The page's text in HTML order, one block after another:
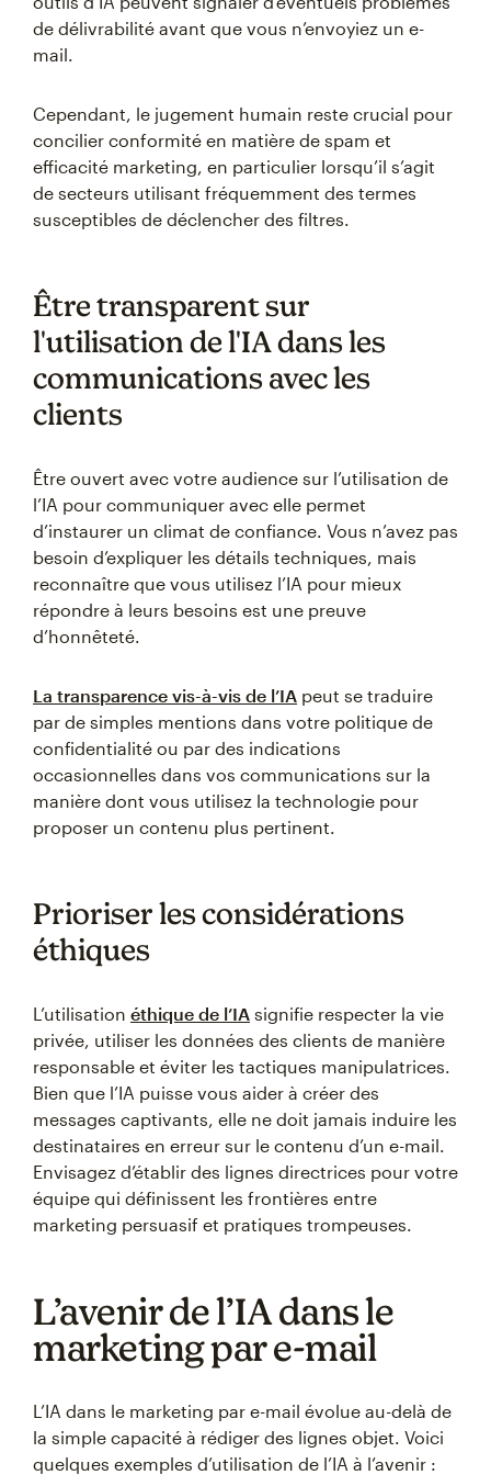
de délivrabilité avant que vous n’envoyiez un e-
mail.
Cependant, le jugement humain reste crucial pour
concilier conformité en matière de spam et
efficacité marketing, en particulier lorsqu’il s’agit
de secteurs utilisant fréquemment des termes
susceptibles de déclencher des filtres.
Être transparent sur
l'utilisation de l'IA dans les
communications avec les
clients
Être ouvert avec votre audience sur l’utilisation de
l’IA pour communiquer avec elle permet
d’instaurer un climat de confiance. Vous n’avez pas
besoin d’expliquer les détails techniques, mais
reconnaître que vous utilisez l’IA pour mieux
répondre à leurs besoins est une preuve
d’honnêteté.
La transparence vis-à-vis de l’IA peut se traduire
par de simples mentions dans votre politique de
confidentialité ou par des indications
occasionnelles dans vos communications sur la
manière dont vous utilisez la technologie pour
proposer un contenu plus pertinent.
Prioriser les considérations
éthiques
L’utilisation éthique de l’IA signifie respecter la vie
privée, utiliser les données des clients de manière
responsable et éviter les tactiques manipulatrices.
Bien que l’IA puisse vous aider à créer des
messages captivants, elle ne doit jamais induire les
destinataires en erreur sur le contenu d’un e-mail.
Envisagez d’établir des lignes directrices pour votre
équipe qui définissent les frontières entre
marketing persuasif et pratiques trompeuses.
L’avenir de l’IA dans le
marketing par e-mail
L’IA dans le marketing par e-mail évolue au-delà de
la simple capacité à rédiger des lignes objet. Voici
quelques exemples d’utilisation de l’IA à l’avenir :